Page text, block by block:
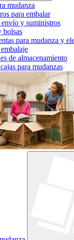
mudanza
para embalar
envío y suministros
bolsas
para mudanza y
de almacenamiento
para mudanzas